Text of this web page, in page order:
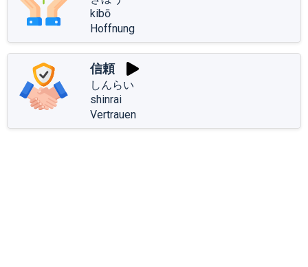
kibō
Hoffnung
信頼
しんらい
shinrai
Vertrauen